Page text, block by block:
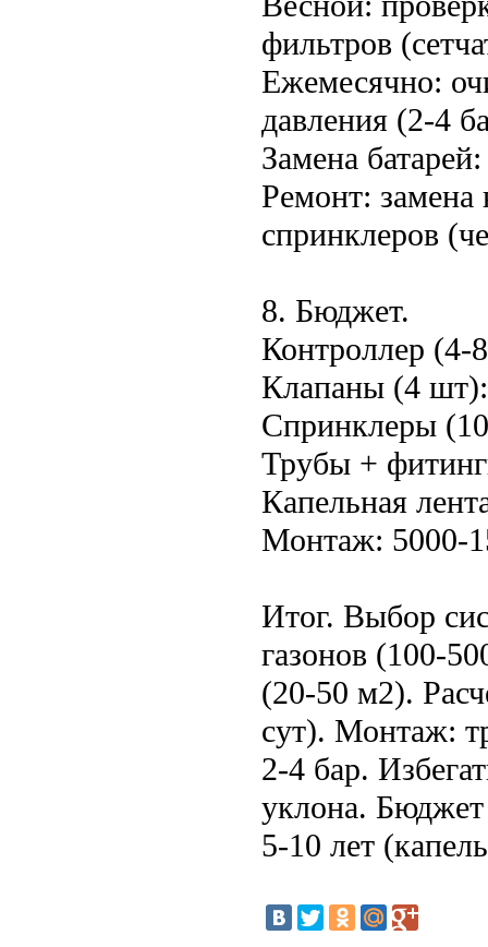
фильтров
Ежемесячно:
давления (2-4
Замена
Ремонт: замена
спринклеров
8. Бюджет.
Контроллер (4-
Клапаны (4
Спринклеры
Трубы +
Капельная
Монтаж: 5000-
Итог. Выбор
газонов (100-
(20-50 м2).
сут). Монтаж:
2-4 бар.
уклона.
5-10 лет